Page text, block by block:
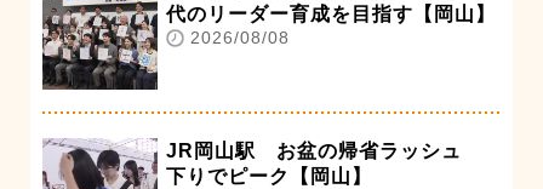
代のリーダー育成を目指す【岡山】
2026/08/08
JR岡山駅 お盆の帰省ラッシュ
下りでピーク【岡山】